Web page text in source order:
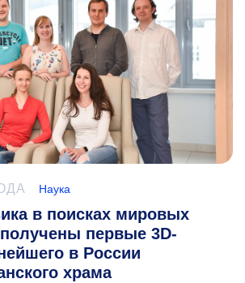
Наука
в поисках мировых
первые 3D-
в России
храма